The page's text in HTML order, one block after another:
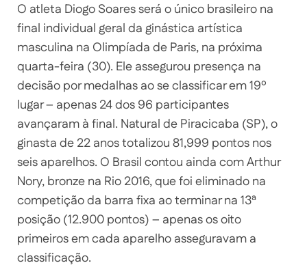
O atleta Diogo Soares será o único brasileiro na
final individual geral da ginástica artística
masculina na Olimpíada de Paris, na próxima
quarta-feira (30). Ele assegurou presença na
decisão por medalhas ao se classificar em 19º
lugar – apenas 24 dos 96 participantes
avançaram à final. Natural de Piracicaba (SP), o
ginasta de 22 anos totalizou 81,999 pontos nos
seis aparelhos. O Brasil contou ainda com Arthur
Nory, bronze na Rio 2016, que foi eliminado na
competição da barra fixa ao terminar na 13ª
posição (12.900 pontos) – apenas os oito
primeiros em cada aparelho asseguravam a
classificação.